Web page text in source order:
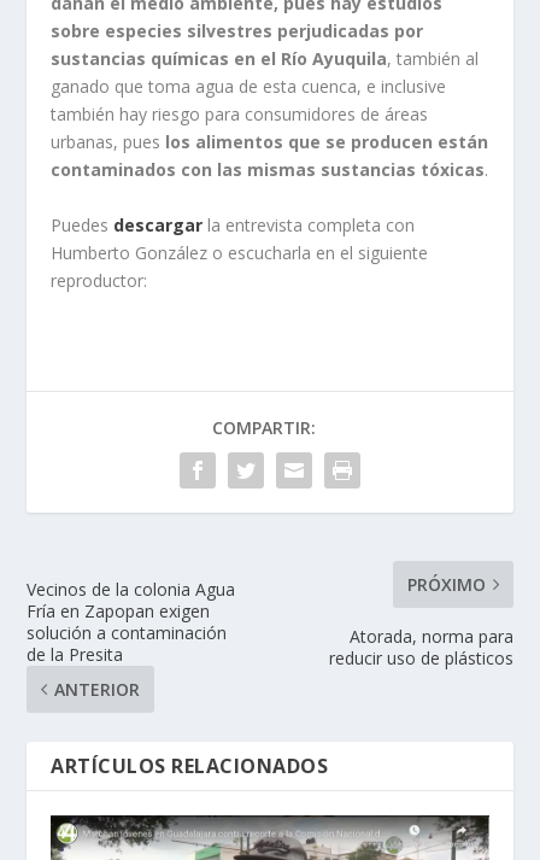
sobre especies silvestres perjudicadas por
sustancias químicas en el Río Ayuquila, también al
ganado que toma agua de esta cuenca, e inclusive
también hay riesgo para consumidores de áreas
urbanas, pues los alimentos que se producen están
contaminados con las mismas sustancias tóxicas.
Puedes descargar la entrevista completa con
Humberto González o escucharla en el siguiente
reproductor:
COMPARTIR:
Vecinos de la colonia Agua
Fría en Zapopan exigen
solución a contaminación
de la Presita
ANTERIOR
PRÓXIMO
Atorada, norma para
reducir uso de plásticos
ARTÍCULOS RELACIONADOS